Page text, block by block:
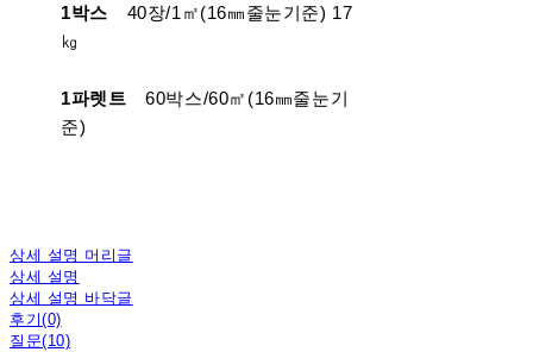
1박스
40장/1㎡(16㎜줄눈기준) 17
㎏
1파렛트
60박스/60㎡(16㎜줄눈기
준)
상세 설명 머리글
상세 설명
상세 설명 바닥글
후기(0)
질문(10)